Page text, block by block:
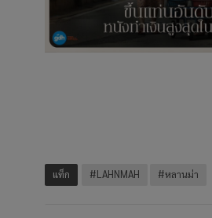
แท็ก #LAHNMAH #หลานม่า